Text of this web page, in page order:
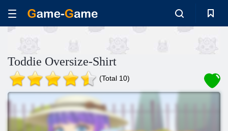
Toddie Oversize-Shirt
(Total 10)